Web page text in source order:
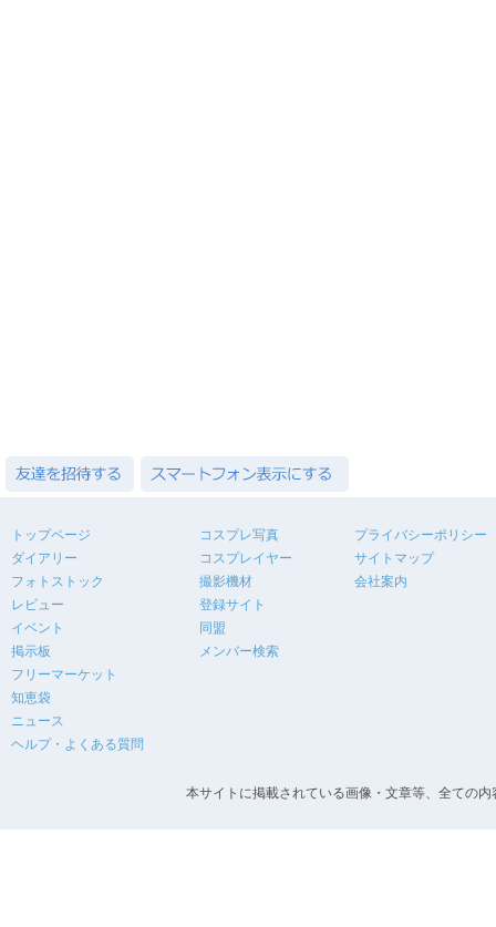
トップページ
ダイアリー
フォトストック
レビュー
イベント
掲示板
フリーマーケット
知恵袋
ニュース
ヘルプ・よくある質問
コスプレ写真
コスプレイヤー
撮影機材
登録サイト
同盟
メンバー検索
プライバシーポリシー
サイトマップ
会社案内
本サイトに掲載されている画像・文章等、全ての